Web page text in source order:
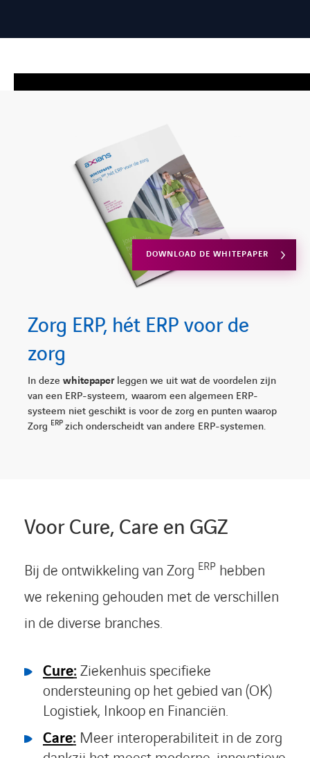
Zorg ERP, hét ERP voor de
zorg
In deze whitepaperleggen we uit wat de voordelen zijn
van een ERP-systeem, waarom een algemeen ERP-
systeem niet geschikt is voor de zorg en punten waarop
Zorg ERP zich onderscheidt van andere ERP-systemen.
DOWNLOAD DE WHITEPAPER
Voor Cure, Care en GGZ
Bij de ontwikkeling van Zorg ERP hebben
we rekening gehouden met de verschillen
in de diverse branches.
Cure:Ziekenhuis specifieke
ondersteuning op het gebied van (OK)
Logistiek, Inkoop en Financiën.
Care: Meer interoperabiliteit in de zorg